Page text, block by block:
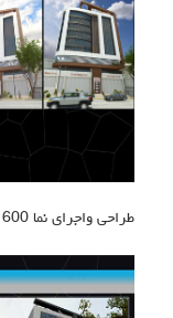
طراحی واجرای نما 1600متر مربع